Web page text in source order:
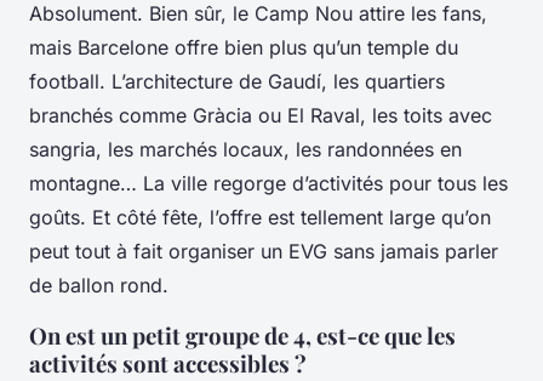
Absolument. Bien sûr, le Camp Nou attire les fans,
mais Barcelone offre bien plus qu’un temple du
football. L’architecture de Gaudí, les quartiers
branchés comme Gràcia ou El Raval, les toits avec
sangria, les marchés locaux, les randonnées en
montagne… La ville regorge d’activités pour tous les
goûts. Et côté fête, l’offre est tellement large qu’on
peut tout à fait organiser un EVG sans jamais parler
de ballon rond.
On est un petit groupe de 4, est-ce que les
activités sont accessibles ?